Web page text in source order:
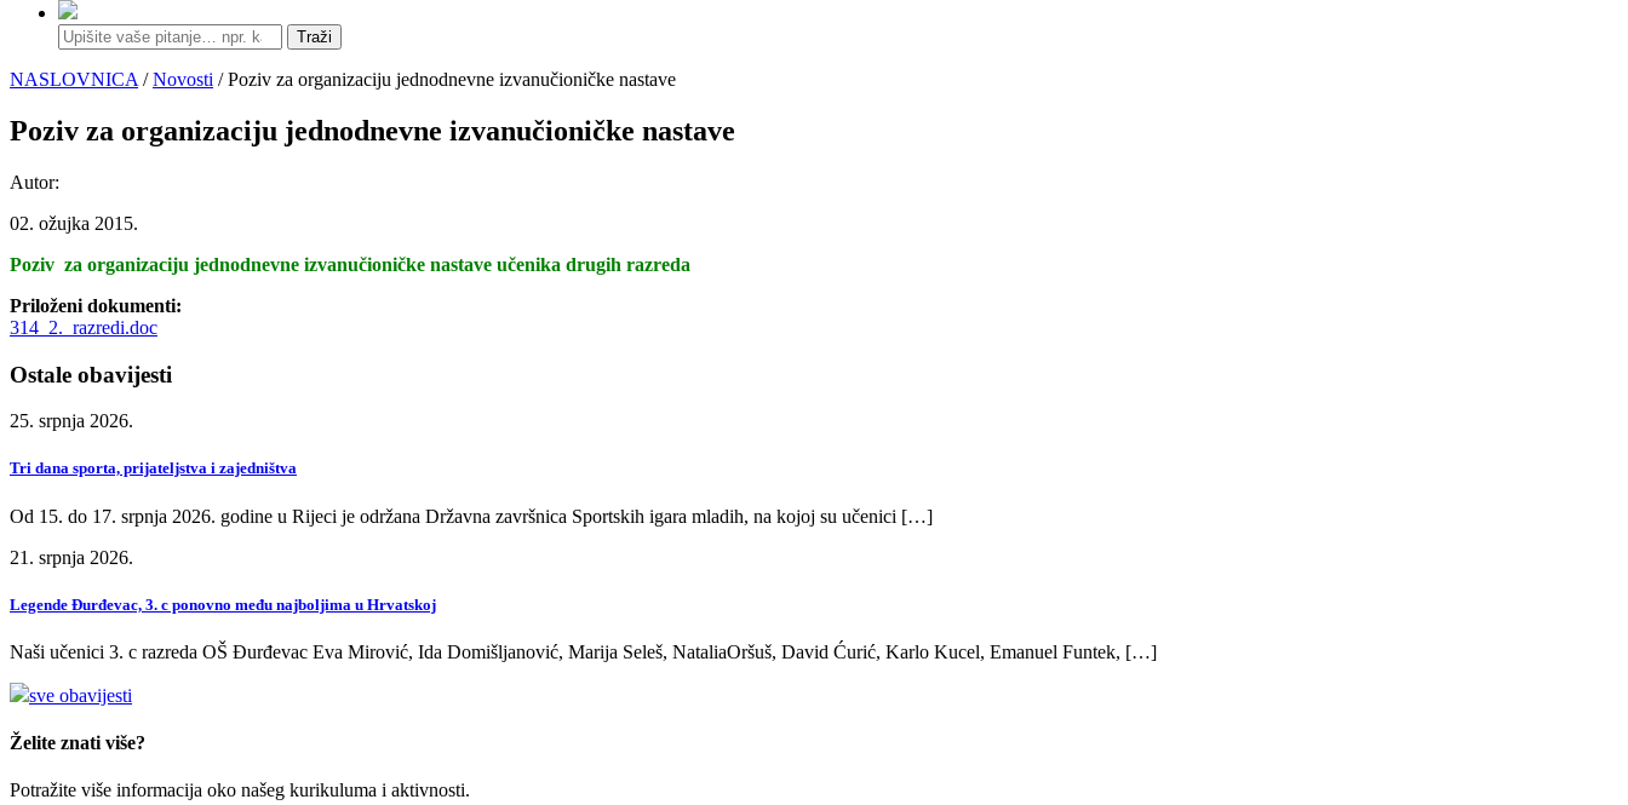
Traži
NASLOVNICA /Novosti / Poziv za organizaciju jednodnevne izvanučioničke nastave
Poziv za organizaciju jednodnevne izvanučioničke nastave
Autor:
02. ožujka 2015.
Poziv za organizaciju jednodnevne izvanučioničke nastave učenika drugih razreda
Priloženi dokumenti:
314_2._razredi.doc
Ostale obavijesti
25. srpnja 2026.
Tri dana sporta, prijateljstva i zajedništva
Od 15. do 17. srpnja 2026. godine u Rijeci je održana Državna završnica Sportskih igara mladih, na kojoj su učenici […]
21. srpnja 2026.
Legende Đurđevac, 3. c ponovno među najboljima u Hrvatskoj
Naši učenici 3. c razreda OŠ Đurđevac Eva Mirović, Ida Domišljanović, Marija Seleš, NataliaOršuš, David Ćurić, Karlo Kucel, Emanuel Funtek, […]
sve obavijesti
Želite znati više?
Potražite više informacija oko našeg kurikuluma i aktivnosti.